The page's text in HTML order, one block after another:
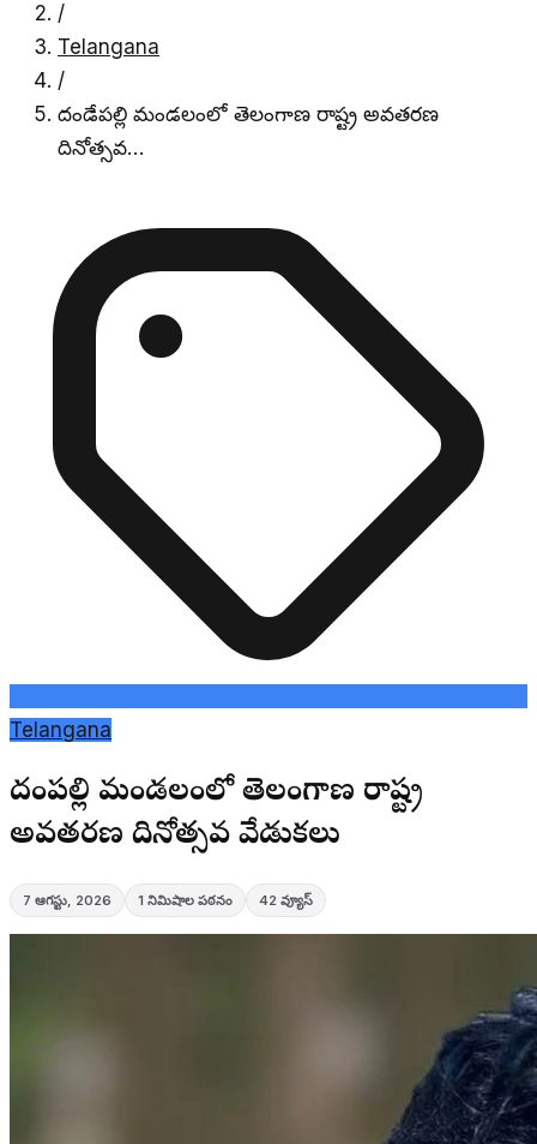
/
Telangana
/
దండేపల్లి మండలంలో తెలంగాణ రాష్ట్ర అవతరణ
దినోత్సవ…
Telangana
దండేపల్లి మండలంలో తెలంగాణ రాష్ట్ర
అవతరణ దినోత్సవ వేడుకలు
7 ఆగస్టు, 2026 1 నిమిషాల పఠనం 42 వ్యూస్